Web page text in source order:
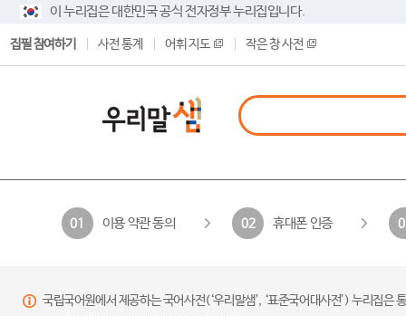
이 누리집은 대한민국 공식 전자정부 누리집입니다.
집필 참여하기 사전 통계 어휘 지도 작은 창 사전
01 이용 약관 동의 02 휴대폰 인증
국립국어원에서 제공하는 국어사전(‘우리말샘’, ‘표준국어대사전’) 누리집